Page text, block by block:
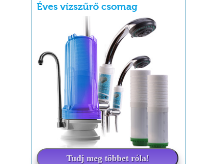
Éves vízszűrő csomag
Tudj meg többet róla!